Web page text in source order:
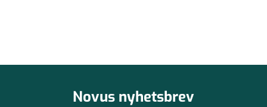
Novus nyhetsbrev